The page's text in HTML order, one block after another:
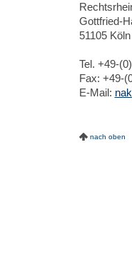
Gottfried-
51105
Tel. +49-
Fax: +49-
E-Mail:
nach oben